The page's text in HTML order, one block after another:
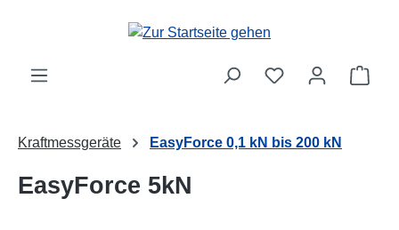
Zum Hauptinhalt springen
Kraftmessgeräte EasyForce 0,1 kN bis 200 kN
EasyForce 5kN